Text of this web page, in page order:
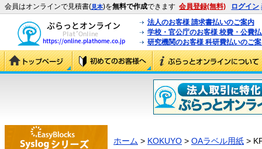
会員はオンラインで見積書(見本)を無料で作成できます 会員登録(無料) ログイン
法人のお客様 請求書払いのご案内
学校・官公庁のお客様 校費・公費
研究機関のお客様 科研費払いのご
ホーム > KOKUYO > OAラベル用紙 >